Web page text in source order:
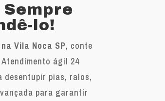
lo!
Vila Noca SP, conte
ágil 24
desentupir pias, ralos,
para garantir